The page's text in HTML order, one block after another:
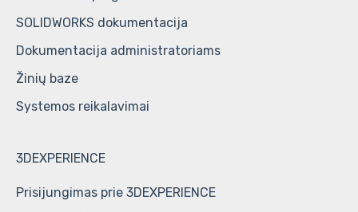
SOLIDWORKS dokumentacija
Dokumentacija administratoriams
Žinių baze
Systemos reikalavimai
3DEXPERIENCE
Prisijungimas prie 3DEXPERIENCE